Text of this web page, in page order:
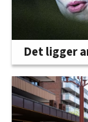
Det ligger